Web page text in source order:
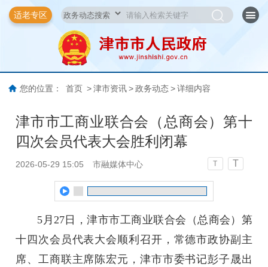
适老专区
您的位置： 首页 > 津市资讯 > 政务动态 > 详细内容
津市市工商业联合会（总商会）第十
四次会员代表大会胜利闭幕
2026-05-29 15:05 市融媒体中心 T T
5月27日，津市市工商业联合会（总商会）第
十四次会员代表大会顺利召开，常德市政协副主
席、工商联主席陈宏元，津市市委书记彭子晟出